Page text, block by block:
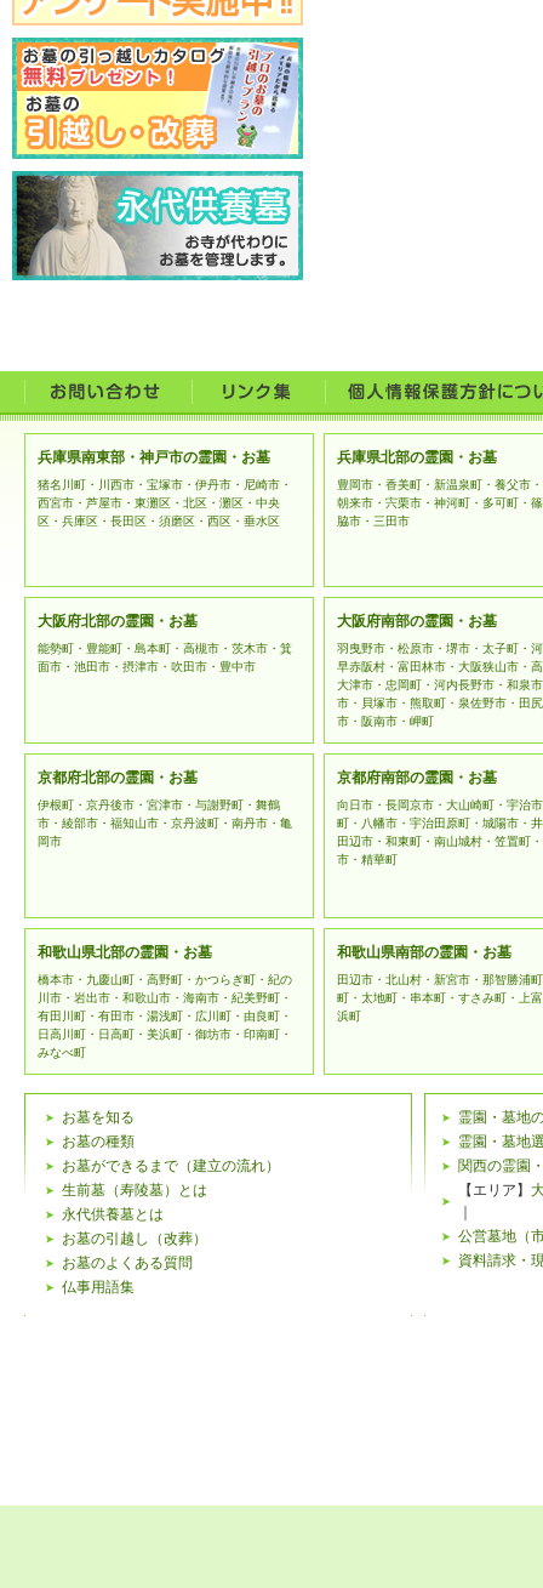
兵庫県南東部・神戸市の霊園・お墓
猪名川町・川西市・宝塚市・伊丹市・尼崎市・
西宮市・芦屋市・東灘区・北区・灘区・中央
区・兵庫区・長田区・須磨区・西区・垂水区
兵庫県北部の霊園・お墓
豊岡市・香美町・新温泉町・養父市
朝来市・宍栗市・神河町・多可町・
脇市・三田市
大阪府北部の霊園・お墓
能勢町・豊能町・島本町・高槻市・茨木市・箕
面市・池田市・摂津市・吹田市・豊中市
大阪府南部の霊園・お墓
羽曳野市・松原市・堺市・太子町・
早赤阪村・富田林市・大阪狭山市・
大津市・忠岡町・河内長野市・和泉
市・貝塚市・熊取町・泉佐野市・田
市・阪南市・岬町
京都府北部の霊園・お墓
伊根町・京丹後市・宮津市・与謝野町・舞鶴
市・綾部市・福知山市・京丹波町・南丹市・亀
岡市
京都府南部の霊園・お墓
向日市・長岡京市・大山崎町・宇治
町・八幡市・宇治田原町・城陽市・
田辺市・和東町・南山城村・笠置町
市・精華町
和歌山県北部の霊園・お墓
橋本市・九慶山町・高野町・かつらぎ町・紀の
川市・岩出市・和歌山市・海南市・紀美野町・
有田川町・有田市・湯浅町・広川町・由良町・
日高川町・日高町・美浜町・御坊市・印南町・
みなべ町
和歌山県南部の霊園・お墓
田辺市・北山村・新宮市・那智勝浦
町・太地町・串本町・すさみ町・上
浜町
お墓を知る
お墓の種類
お墓ができるまで（建立の流れ）
生前墓（寿陵墓）とは
永代供養墓とは
お墓の引越し（改葬）
お墓のよくある質問
仏事用語集
霊園・墓地
霊園・墓地
関西の霊園
【エリア】
公営墓地（
資料請求・